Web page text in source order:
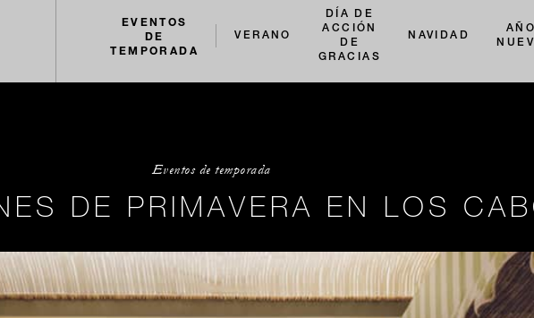
EVENTOS
DE
TEMPORADA
VERANO
DÍA DE
ACCIÓN
DE
GRACIAS
NAVIDAD
AÑO
Eventos de temporada
DE PRIMAVERA EN LOS